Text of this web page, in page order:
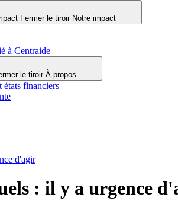
Fermer le tiroir Notre impact
à Centraide
le tiroir À propos
états financiers
d'agir
: il y a urgence